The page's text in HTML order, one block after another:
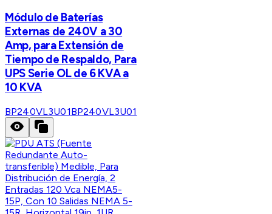
Módulo de Baterías
Externas de 240V a 30
Amp, para Extensión de
Tiempo de Respaldo, Para
UPS Serie OL de 6 KVA a
10 KVA
BP240VL3U01BP240VL3U01